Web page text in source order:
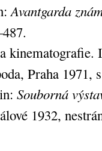
Avantgarda
Praha 1971,
Souborná
1932,